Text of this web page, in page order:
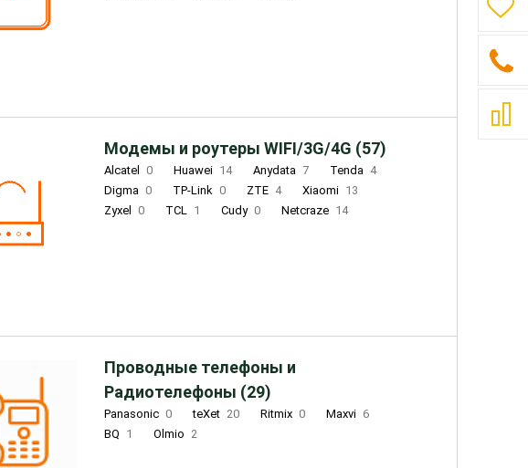
Модемы и роутеры WIFI/3G/4G (57)
Alcatel 0 Huawei 14 Anydata 7 Tenda 4
Digma 0 TP-Link 0 ZTE 4 Xiaomi 13
Zyxel
0 TCL 1 Cudy 0 Netcraze 14
Проводные телефоны и
Радиотелефоны (29)
Panasonic 0 teXet 20 Ritmix 0 Maxvi 6
BQ 1 Olmio 2